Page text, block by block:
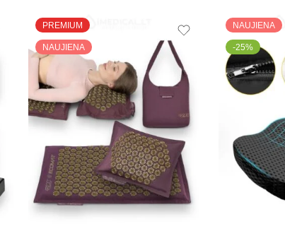
PREMIUM
NAUJIENA
NAUJIENA
-25%